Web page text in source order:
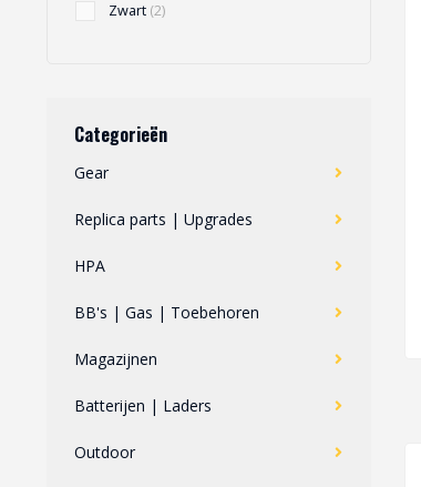
Zwart (2)
Categorieën
Gear
Replica parts | Upgrades
HPA
BB's | Gas | Toebehoren
Magazijnen
Batterijen | Laders
Outdoor